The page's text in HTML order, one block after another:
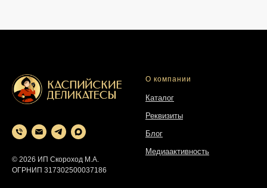
© 2026 ИП Скороход М.А.
ОГРНИП 317302500037186
О компании
Каталог
Реквизиты
Блог
Медиаактивность